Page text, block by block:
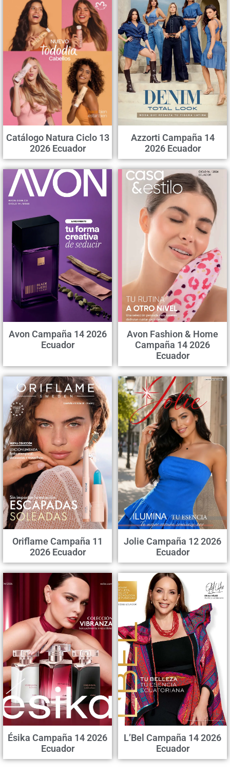
Catálogo Natura Ciclo 13
2026 Ecuador
Azzorti Campaña 14
2026 Ecuador
Avon Campaña 14 2026
Ecuador
Avon Fashion & Home
Campaña 14 2026
Ecuador
Oriflame Campaña 11
2026 Ecuador
Jolie Campaña 12 2026
Ecuador
Ésika Campaña 14 2026
Ecuador
L’Bel Campaña 14 2026
Ecuador